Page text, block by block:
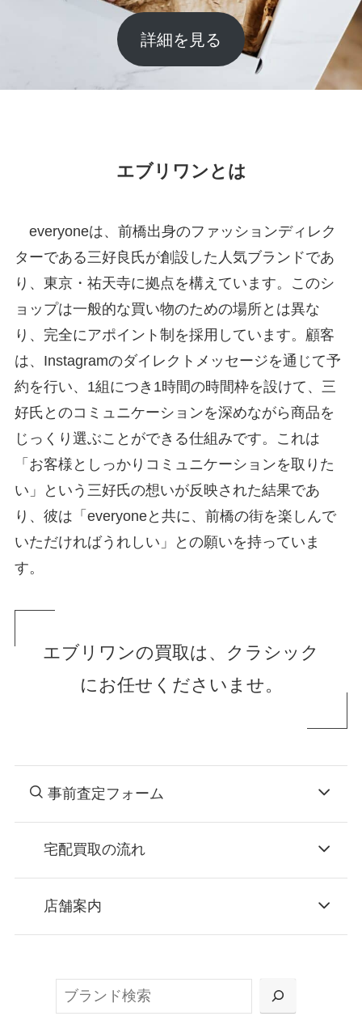
詳細を見る
エブリワンとは
everyoneは、前橋出身のファッションディレク
ターである三好良氏が創設した人気ブランドであ
り、東京・祐天寺に拠点を構えています。このシ
ョップは一般的な買い物のための場所とは異な
り、完全にアポイント制を採用しています。顧客
は、Instagramのダイレクトメッセージを通じて予
約を行い、1組につき1時間の時間枠を設けて、三
好氏とのコミュニケーションを深めながら商品を
じっくり選ぶことができる仕組みです。これは
「お客様としっかりコミュニケーションを取りた
い」という三好氏の想いが反映された結果であ
り、彼は「everyoneと共に、前橋の街を楽しんで
いただければうれしい」との願いを持っていま
す。
エブリワンの買取は、クラシック
にお任せくださいませ。
事前査定フォーム
宅配買取の流れ
お申込み
または梱包材不要の「集荷申込」からお選び
店舗案内